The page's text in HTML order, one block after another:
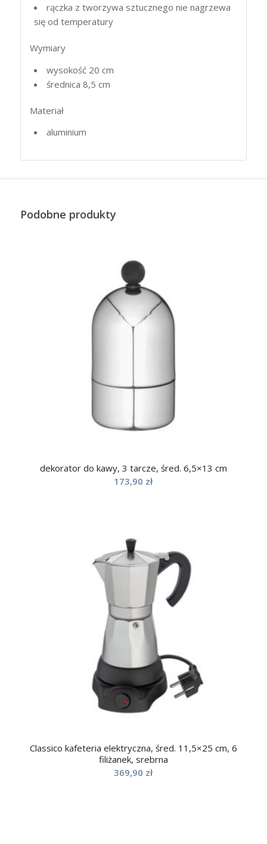
rączka z tworzywa sztucznego nie nagrzewa
się od temperatury
Wymiary
wysokość 20 cm
średnica 8,5 cm
Materiał
aluminium
Podobne produkty
dekorator do kawy, 3 tarcze, śred. 6,5×13 cm
173,90 zł
Classico kafeteria elektryczna, śred. 11,5×25 cm, 6
filiżanek, srebrna
369,90 zł